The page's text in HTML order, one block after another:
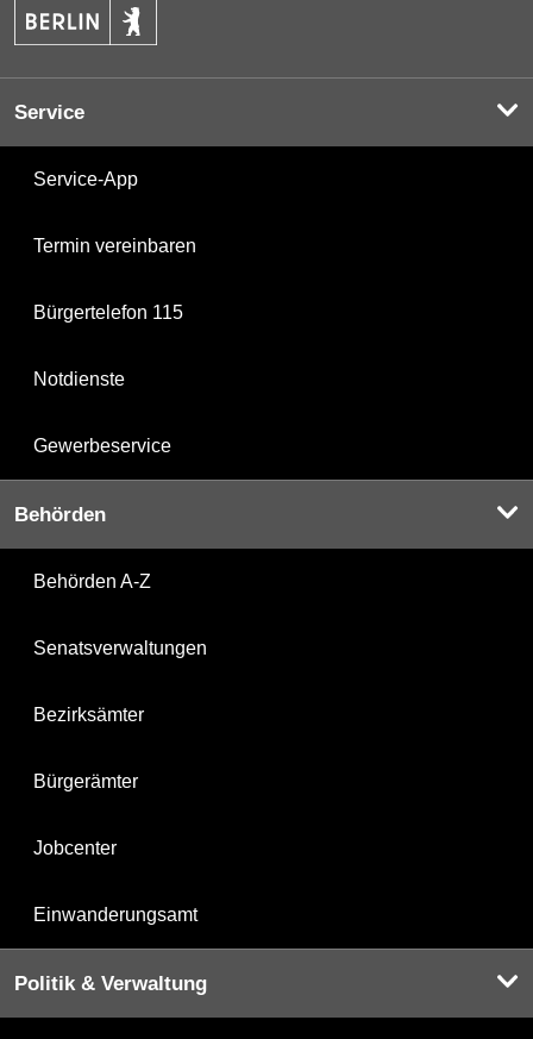
Service
Service-App
Termin vereinbaren
Bürgertelefon 115
Notdienste
Gewerbeservice
Behörden
Behörden A-Z
Senatsverwaltungen
Bezirksämter
Bürgerämter
Jobcenter
Einwanderungsamt
Politik & Verwaltung